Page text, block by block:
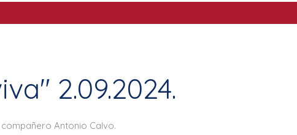
2.09.2024.
Antonio Calvo.